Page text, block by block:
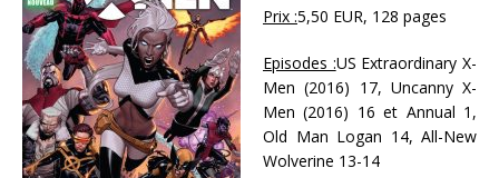
Prix :5,50 EUR, 128 pages
Episodes :US Extraordinary X-
Men (2016) 17, Uncanny X-
Men (2016) 16 et Annual 1,
Old Man Logan 14, All-New
Wolverine 13-14